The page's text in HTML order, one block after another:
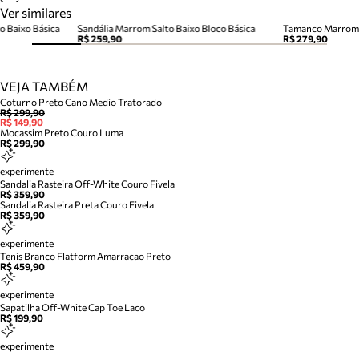
Ver similares
Sandália Marrom Salto Baixo Bloco Básica
R$ 259,90
R$ 279,90
Baixo Básica
VEJA TAMBÉM
Coturno Preto Cano Medio Tratorado
R$ 299,90
R$ 149,90
Mocassim Preto Couro Luma
R$ 299,90
experimente
Sandalia Rasteira Off-White Couro Fivela
R$ 359,90
Sandalia Rasteira Preta Couro Fivela
R$ 359,90
experimente
Tenis Branco Flatform Amarracao Preto
R$ 459,90
experimente
Sapatilha Off-White Cap Toe Laco
R$ 199,90
experimente